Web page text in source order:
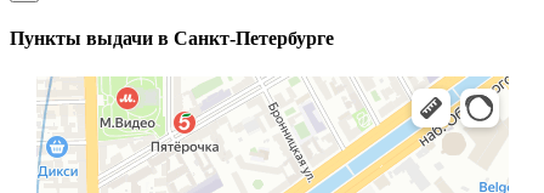
Пункты выдачи в Санкт-Петербурге